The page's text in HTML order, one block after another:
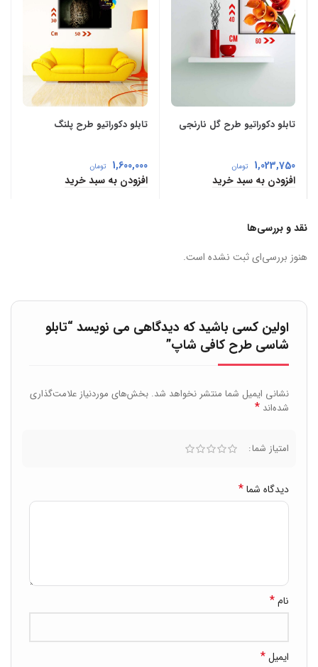
تابلو دکوراتیو طرح گل نارنجی
1,023,750 تومان
افزودن به سبد خرید
تابلو دکوراتیو طرح پلنگ
1,600,000 تومان
افزودن به سبد خرید
نقد و بررسی‌ها
هنوز بررسی‌ای ثبت نشده است.
اولین کسی باشید که دیدگاهی می نویسد “تابلو
شاسی طرح کافی شاپ”
نشانی ایمیل شما منتشر نخواهد شد. بخش‌های موردنیاز علامت‌گذاری
شده‌اند *
امتیاز شما
دیدگاه شما*
نام*
ایمیل*